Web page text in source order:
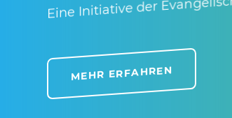
MEHR ERFAHREN